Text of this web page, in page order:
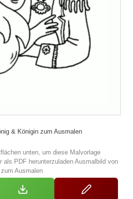
& Königin zum Ausmalen
unten, um diese Malvorlage
als PDF herunterzuladen Ausmalbild von
Ausmalen